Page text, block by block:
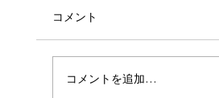
コメント
コメントを追加…